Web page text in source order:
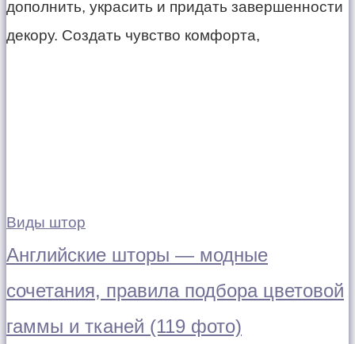
дополнить, украсить и придать завершенности
декору. Создать чувство комфорта,
Виды штор
Английские шторы — модные
сочетания, правила подбора цветовой
гаммы и тканей (119 фото)